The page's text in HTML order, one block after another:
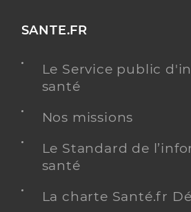
SANTE.FR
Le Service public
santé
Nos missions
Le Standard de
santé
La charte Santé.fr